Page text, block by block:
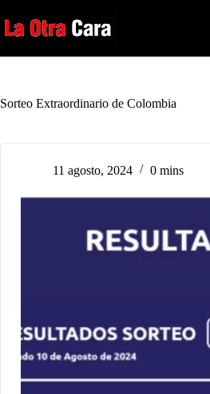
al
contenido
Sorteo Extraordinario de Colombia
11 agosto, 2024 0 mins